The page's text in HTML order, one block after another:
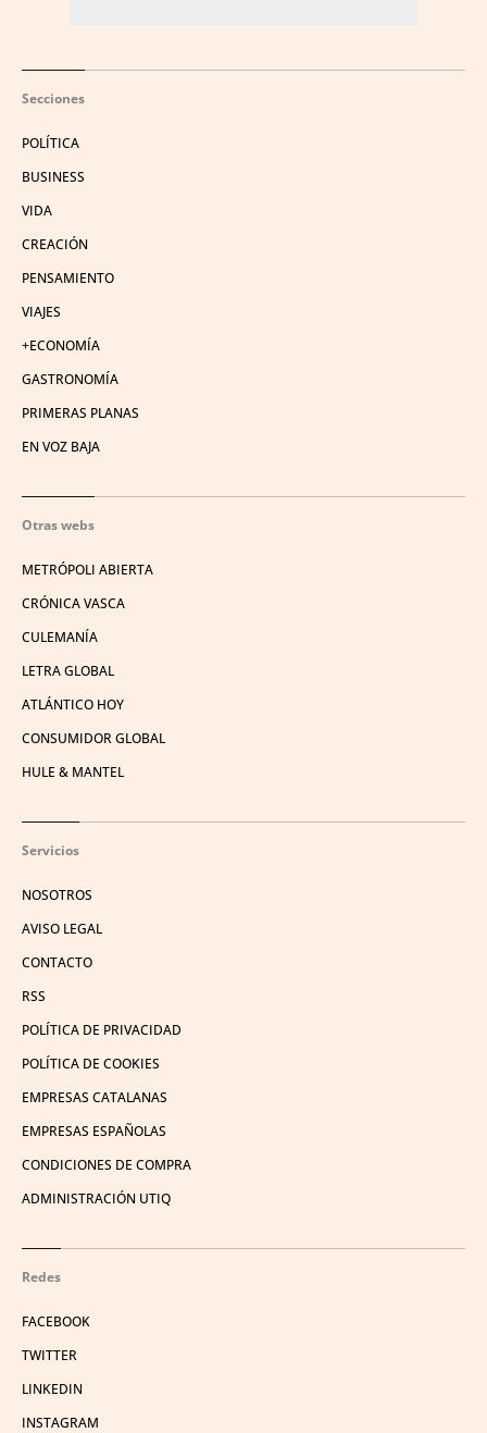
Secciones
POLÍTICA
BUSINESS
VIDA
CREACIÓN
PENSAMIENTO
VIAJES
+ECONOMÍA
GASTRONOMÍA
PRIMERAS PLANAS
EN VOZ BAJA
Otras webs
METRÓPOLI ABIERTA
CRÓNICA VASCA
CULEMANÍA
LETRA GLOBAL
ATLÁNTICO HOY
CONSUMIDOR GLOBAL
HULE & MANTEL
Servicios
NOSOTROS
AVISO LEGAL
CONTACTO
RSS
POLÍTICA DE PRIVACIDAD
POLÍTICA DE COOKIES
EMPRESAS CATALANAS
EMPRESAS ESPAÑOLAS
CONDICIONES DE COMPRA
ADMINISTRACIÓN UTIQ
Redes
FACEBOOK
TWITTER
LINKEDIN
INSTAGRAM